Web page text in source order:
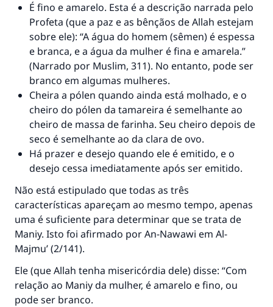
É fino e amarelo. Esta é a descrição narrada pelo
Profeta (que a paz e as bênçãos de Allah estejam
sobre ele): “A água do homem (sêmen) é espessa
e branca, e a água da mulher é fina e amarela.”
(Narrado por Muslim, 311). No entanto, pode ser
branco em algumas mulheres.
Cheira a pólen quando ainda está molhado, e o
cheiro do pólen da tamareira é semelhante ao
cheiro de massa de farinha. Seu cheiro depois de
seco é semelhante ao da clara de ovo.
Há prazer e desejo quando ele é emitido, e o
desejo cessa imediatamente após ser emitido.
Não está estipulado que todas as três
características apareçam ao mesmo tempo, apenas
uma é suficiente para determinar que se trata de
Maniy. Isto foi afirmado por An-Nawawi em Al-
Majmu’(2/141).
Ele (que Allah tenha misericórdia dele) disse: “Com
relação ao Maniy da mulher, é amarelo e fino, ou
pode ser branco.